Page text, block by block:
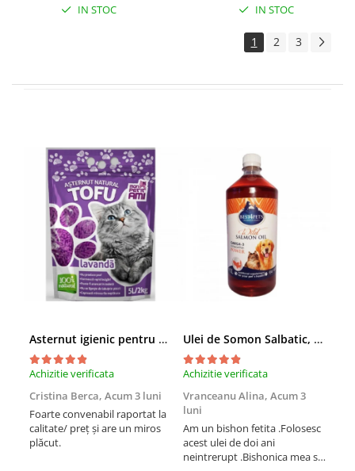
IN STOC IN STOC
1 2 3
Asternut igienic pentru pisici Tofu Lavanda, Mon Petit 5 l
Achizitie verificata
Cristina Berca, Acum 3 luni
Foarte convenabil raportat la
calitate/ preț și are un miros
plăcut.
Ulei de Somon Salbatic, câini și pisici, piele si blană, BEST4PETS, 1l
Achizitie verificata
Vranceanu Alina, Acum 3
luni
Am un bishon fetita .Folosesc
acest ulei de doi ani
neintrerupt .Bishonica mea se